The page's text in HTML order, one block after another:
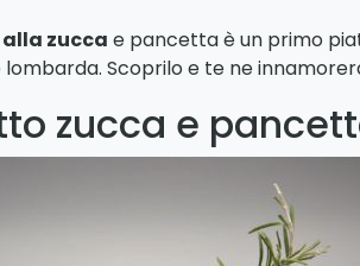
zucca e pancetta è un primo
Scoprilo e te ne
zucca e